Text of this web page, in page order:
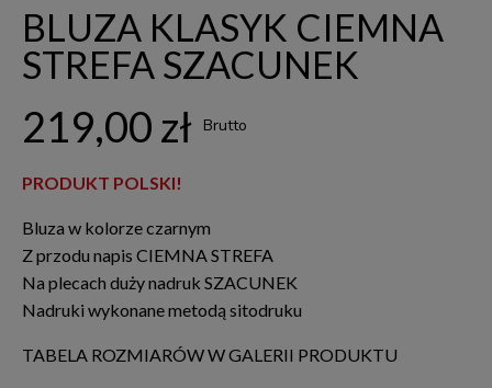
BLUZA KLASYK CIEMNA
STREFA SZACUNEK
219,00 zł Brutto
PRODUKT POLSKI!
Bluza w kolorze czarnym
Z przodu napis CIEMNA STREFA
Na plecach duży nadruk SZACUNEK
Nadruki wykonane metodą sitodruku
TABELA ROZMIARÓW W GALERII PRODUKTU